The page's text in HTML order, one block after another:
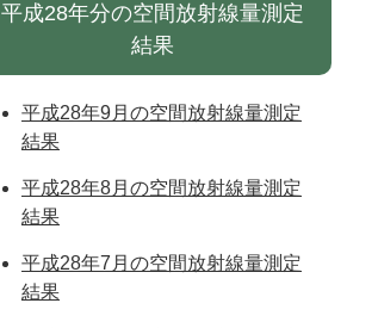
平成28年分の空間放射線量測定
結果
平成28年9月の空間放射線量測定
結果
平成28年8月の空間放射線量測定
結果
平成28年7月の空間放射線量測定
結果